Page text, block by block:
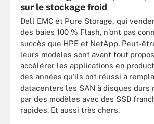
sur le stockage froid
Dell EMC et Pure Storage, qui
des baies 100 % Flash, n’ont pas
succès que HPE et NetApp. Peut-
leurs modèles sont avant tout
accélérer les applications en
des années qu’ils ont réussi à
datacenters les SAN à disques durs
par des modèles avec des SSD
rapides. Et aussi très chers.